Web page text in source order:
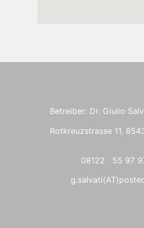
Betreiber: Dr. Giulio
Rotkreuzstrasse 11,
08122 55 97